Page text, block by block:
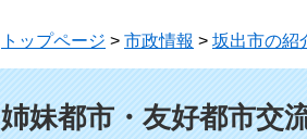
トップページ > 市政情報 > 坂出市の紹
姉妹都市・友好都市交